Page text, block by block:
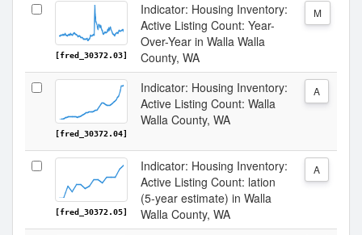
[fred_30372.03]
Indicator: Housing Inventory:
Active Listing Count: Year-
Over-Year in Walla Walla
County, WA
M
[fred_30372.04]
Indicator: Housing Inventory:
Active Listing Count: Walla
Walla County, WA
A
[fred_30372.05]
Indicator: Housing Inventory:
Active Listing Count: lation
(5-year estimate) in Walla
Walla County, WA
A